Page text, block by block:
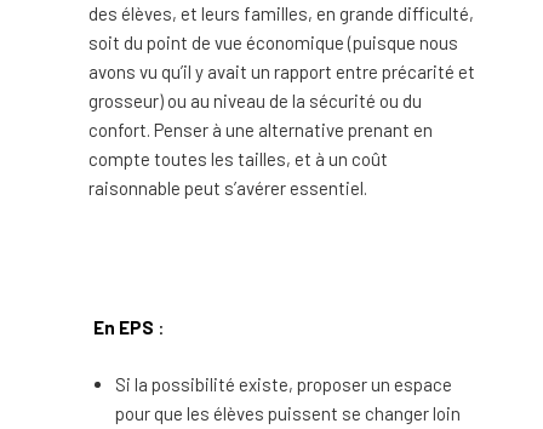
des élèves, et leurs familles, en grande difficulté,
soit du point de vue économique (puisque nous
avons vu qu’il y avait un rapport entre précarité et
grosseur) ou au niveau de la sécurité ou du
confort. Penser à une alternative prenant en
compte toutes les tailles, et à un coût
raisonnable peut s’avérer essentiel.
En EPS :
Si la possibilité existe, proposer un espace
pour que les élèves puissent se changer loin